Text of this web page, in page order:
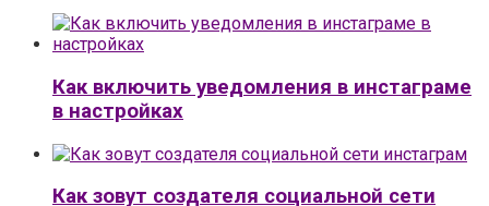
Как включить уведомления в инстаграме
в настройках
Как зовут создателя социальной сети